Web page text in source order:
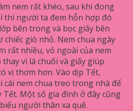
nem rất khéo, sau khi đong
thì người ta đem hỗn hợp đó
bên trong và bọc giấy bên
giò nhỏ. Nem chua ngày
rất nhiều, vỏ ngoài của nem
vì lá chuối và giấy giúp
vị thơm hơn. Vào dịp Tết,
cái nem chua treo trong nhà để
Một số gia đình ở đây cũng
người thân xa quê.